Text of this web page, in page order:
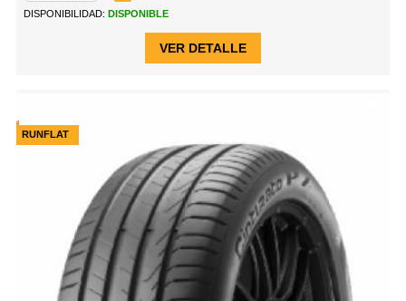
DISPONIBILIDAD: DISPONIBLE
VER DETALLE
RUNFLAT